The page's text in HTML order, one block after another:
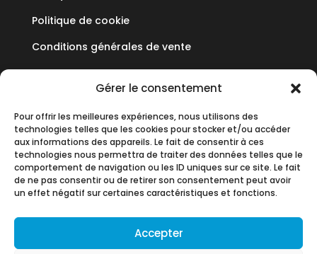
Gérer le consentement
Pour offrir les meilleures expériences, nous utilisons des
technologies telles que les cookies pour stocker et/ou accéder
aux informations des appareils. Le fait de consentir à ces
technologies nous permettra de traiter des données telles que le
comportement de navigation ou les ID uniques sur ce site. Le fait
de ne pas consentir ou de retirer son consentement peut avoir
un effet négatif sur certaines caractéristiques et fonctions.
Accepter
Politique de cookie
Conditions générales de vente
19 Allée des Vendanges
Parc aux Vignes
77183 CROISSY BEAUBOURG
+33 (0)1 60 93 90 60